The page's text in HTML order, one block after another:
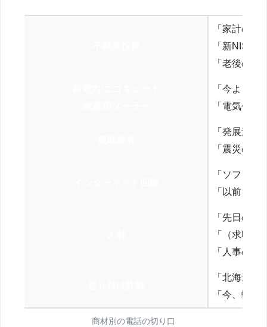
「家計の見
「新NISA
「老後の
「今より
「電気代を
「発展途
「震災の
「ソフト
「以前、
「先日の
「（求職
「人事の方
「北海道
「今、弊
商材別の電話の切り口